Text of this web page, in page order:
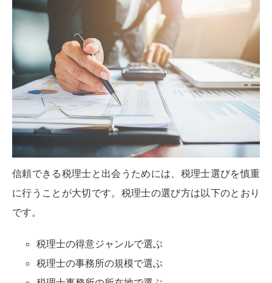
信頼できる税理士と出会うためには、税理士選びを慎重
に行うことが大切です。税理士の選び方は以下のとおり
です。
税理士の得意ジャンルで選ぶ
税理士の事務所の規模で選ぶ